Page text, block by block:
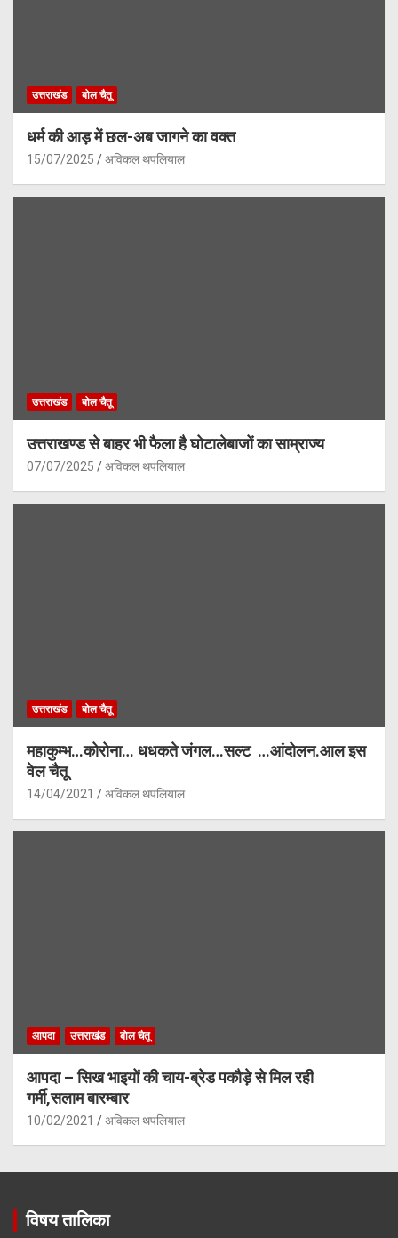
उत्तराखंड बोल चैतू
धर्म की आड़ में छल-अब जागने का वक्त
15/07/2025 अविकल थपलियाल
उत्तराखंड बोल चैतू
उत्तराखण्ड से बाहर भी फैला है घोटालेबाजों का साम्राज्य
07/07/2025 अविकल थपलियाल
उत्तराखंड बोल चैतू
महाकुम्भ…कोरोना… धधकते जंगल…सल्ट …आंदोलन.आल इस
वेल चैतू
14/04/2021 अविकल थपलियाल
आपदा उत्तराखंड बोल चैतू
आपदा – सिख भाइयों की चाय-ब्रेड पकौड़े से मिल रही
गर्मी,सलाम बारम्बार
10/02/2021 अविकल थपलियाल
विषय तालिका